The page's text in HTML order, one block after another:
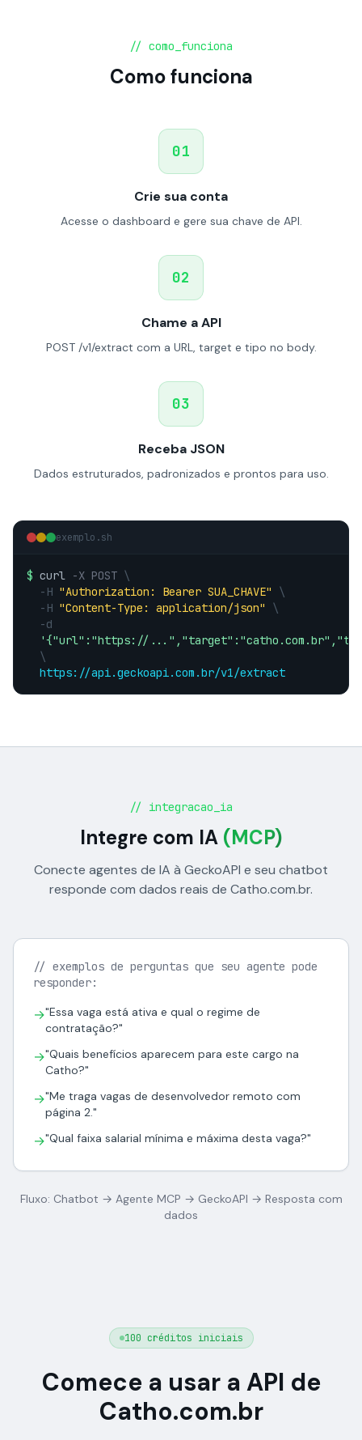
// como_funciona
Como funciona
01
Crie sua conta
Acesse o dashboard e gere sua chave de API.
02
Chame a API
POST /v1/extract com a URL, target e tipo no body.
03
Receba JSON
Dados estruturados, padronizados e prontos para uso.
exemplo.sh
$ curl -X POST \
-H "Authorization: Bearer SUA_CHAVE"
\
-H "Content-Type: application/json"
\
-d
'{"url":"https://
\
https://api.geckoapi.com.br/v1/extract
// integracao_ia
Integre com IA (MCP)
Conecte agentes de IA à GeckoAPI e seu chatbot
responde com dados reais de Catho.com.br.
// exemplos de perguntas que seu agente pode
responder:
→"Essa vaga está ativa e qual o regime de
contratação?"
→"Quais benefícios aparecem para este cargo na
Catho?"
→"Me traga vagas de desenvolvedor remoto com
página 2."
→"Qual faixa salarial mínima e máxima desta vaga?"
Fluxo: Chatbot → Agente MCP → GeckoAPI → Resposta com
dados
100 créditos iniciais
Comece a usar a API de
Catho.com.br